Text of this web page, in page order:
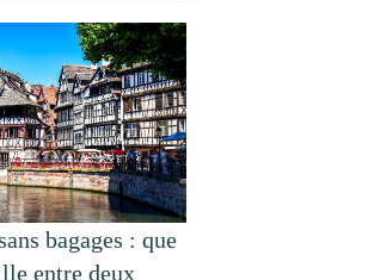
bagages : que
entre deux